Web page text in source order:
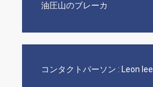
油圧山のブレーカ
コンタクトパーソン : Leon lee